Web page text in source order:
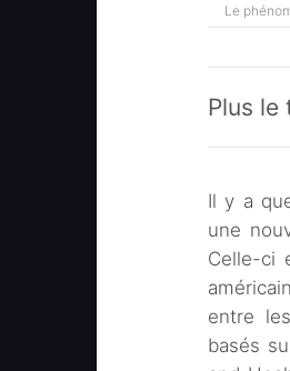
Le
Plus le
Il y a
une
Celle-ci
entre
basés